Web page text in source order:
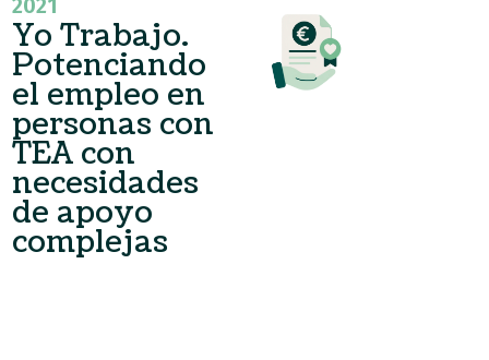
Yo Trabajo.
Potenciando
el empleo en
personas con
TEA con
necesidades
de apoyo
complejas